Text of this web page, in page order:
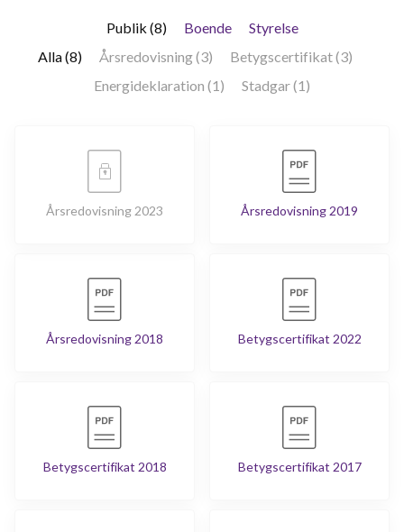
Publik (8) Boende
Styrelse
Alla (8)
Årsredovisning (3)
Betygscertifikat (3)
Energideklaration (1)
Stadgar (1)
Årsredovisning 2023 Årsredovisning 2019
Årsredovisning 2018 Betygscertifikat 2022
Betygscertifikat 2018 Betygscertifikat 2017